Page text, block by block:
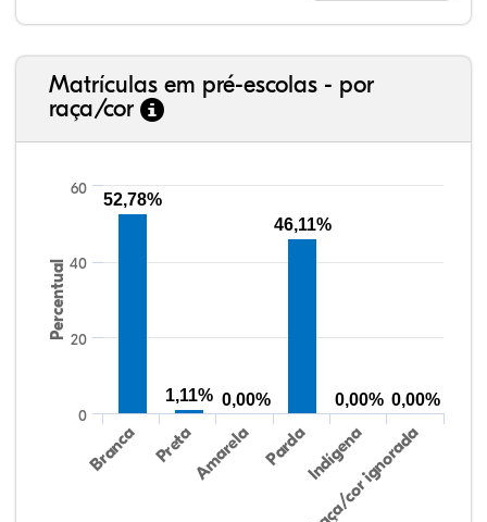
Matrículas em pré-escolas - por
raça/cor
Percentual
Branca PretaAmarela PardaIndígena
Raça/cor ignorada
0
20
40
60
52,78%
1,11% 0,00%
46,11%
0,00% 0,00%
78,61%
1,50%
0,14%
16,81%
0,72%
2,22%
38,40%
3,47%
0,13%
50,15%
2,37%
5,48%